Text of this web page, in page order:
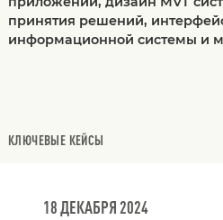
принятия решений,
информационной системы и
КЛЮЧЕВЫЕ КЕЙСЫ
18 ДЕКАБРЯ 2024